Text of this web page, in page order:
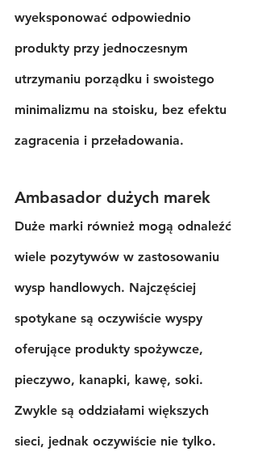
wyeksponować odpowiednio
produkty przy jednoczesnym
utrzymaniu porządku i swoistego
minimalizmu na stoisku, bez efektu
zagracenia i przeładowania.
Ambasador dużych marek
Duże marki również mogą odnaleźć
wiele pozytywów w zastosowaniu
wysp handlowych. Najczęściej
spotykane są oczywiście wyspy
oferujące produkty spożywcze,
pieczywo, kanapki, kawę, soki.
Zwykle są oddziałami większych
sieci, jednak oczywiście nie tylko.